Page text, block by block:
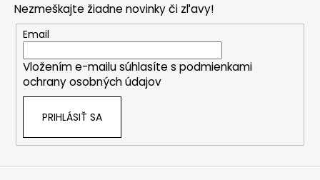
Nezmeškajte žiadne novinky či zľavy!
Email
Vložením e-mailu súhlasíte s podmienkami
ochrany osobných údajov
PRIHLÁSIŤ SA